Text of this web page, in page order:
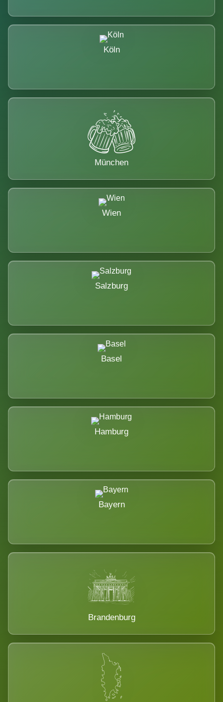
Köln
München
Wien
Salzburg
Basel
Hamburg
Bayern
Brandenburg